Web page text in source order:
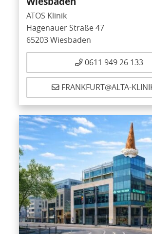
ATOS Klinik
Hagenauer Straße 47
65203 Wiesbaden
0611 949 26 133
FRANKFURT@ALTA-